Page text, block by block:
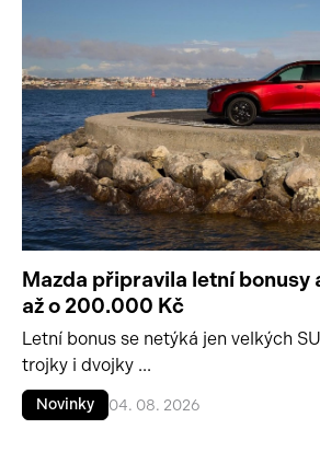
Mazda připravila letní bonusy
až o 200.000 Kč
Letní bonus se netýká jen velkých
trojky i dvojky ...
Novinky 04. 08. 2026